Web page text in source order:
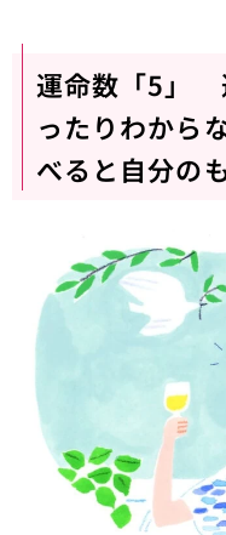
運命数「5」
ったりわから
べると自分の